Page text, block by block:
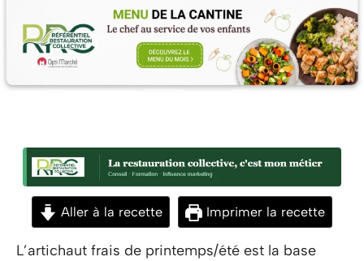
Aller à la recette Imprimer la recette
L’artichaut frais de printemps/été est la base